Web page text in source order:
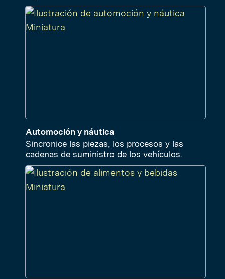
Automoción y náutica
Sincronice las piezas, los procesos y las
cadenas de suministro de los vehículos.